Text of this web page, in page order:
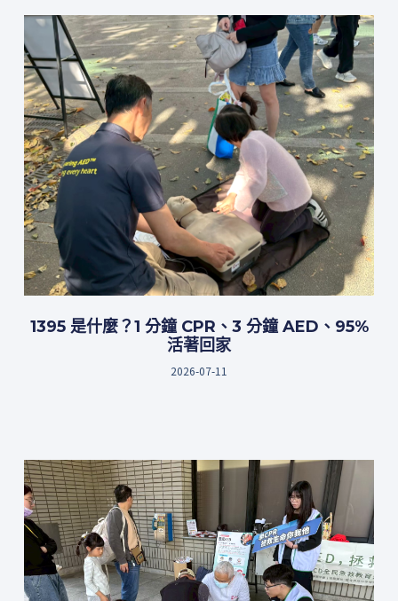
1395 是什麼？1 分鐘 CPR、3 分鐘 AED、95%
活著回家
2026-07-11